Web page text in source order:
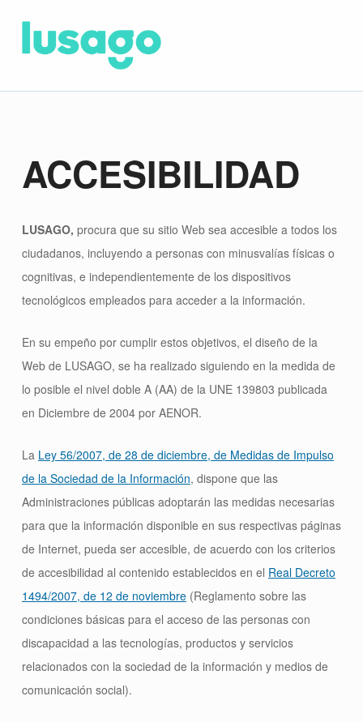
ACCESIBILIDAD
LUSAGO, procura que su sitio Web sea accesible a todos los
ciudadanos, incluyendo a personas con minusvalías físicas o
cognitivas, e independientemente de los dispositivos
tecnológicos empleados para acceder a la información.
En su empeño por cumplir estos objetivos, el diseño de la
Web de LUSAGO, se ha realizado siguiendo en la medida de
lo posible el nivel doble A (AA) de la UNE 139803 publicada
en Diciembre de 2004 por AENOR.
La Ley 56/2007, de 28 de diciembre, de Medidas de Impulso
de la Sociedad de la Información, dispone que las
Administraciones públicas adoptarán las medidas necesarias
para que la información disponible en sus respectivas páginas
de Internet, pueda ser accesible, de acuerdo con los criterios
de accesibilidad al contenido establecidos en el Real Decreto
1494/2007, de 12 de noviembre(Reglamento sobre las
condiciones básicas para el acceso de las personas con
discapacidad a las tecnologías, productos y servicios
relacionados con la sociedad de la información y medios de
comunicación social).